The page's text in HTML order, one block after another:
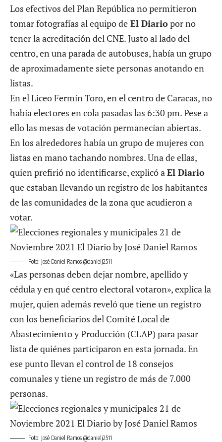
Los efectivos del Plan República no permitieron
tomar fotografías al equipo de El Diariopor no
tener la acreditación del CNE. Justo al lado del
centro, en una parada de autobuses, había un grupo
de aproximadamente siete personas anotando en
listas.
En el Liceo Fermín Toro, en el centro de Caracas, no
había electores en cola pasadas las 6:30 pm. Pese a
ello las mesas de votación permanecían abiertas.
En los alrededores había un grupo de mujeres con
listas en mano tachando nombres. Una de ellas,
quien prefirió no identificarse, explicó a El Diario
que estaban llevando un registro de los habitantes
de las comunidades de la zona que acudieron a
votar.
Foto: José Daniel Ramos @danielj2511
«Las personas deben dejar nombre, apellido y
cédula y en qué centro electoral votaron», explica la
mujer, quien además reveló que tiene un registro
con los beneficiarios del Comité Local de
Abastecimiento y Producción (CLAP) para pasar
lista de quiénes participaron en esta jornada. En
ese punto llevan el control de 18 consejos
comunales y tiene un registro de más de 7.000
personas.
Foto: José Daniel Ramos @danielj2511